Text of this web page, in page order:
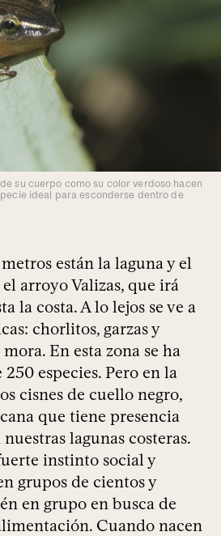
su cuerpo como su color verdoso hacen
ideal para esconderse dentro de
están la laguna y el
arroyo Valizas, que irá
la costa. A lo lejos se ve a
chorlitos, garzas y
En esta zona se ha
especies. Pero en la
cisnes de cuello negro,
que tiene presencia
lagunas costeras.
instinto social y
grupos de cientos y
en grupo en busca de
Cuando nacen